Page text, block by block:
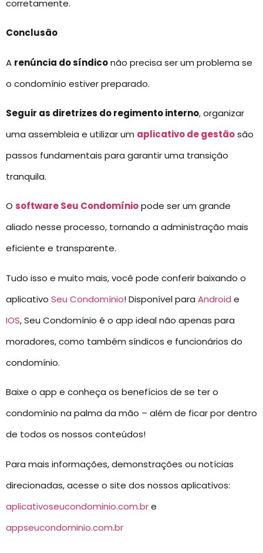
corretamente.
Conclusão
A renúncia do síndiconão precisa ser um problema se
o condomínio estiver preparado.
Seguir as diretrizes do regimento interno, organizar
uma assembleia e utilizar um aplicativo de gestãosão
passos fundamentais para garantir uma transição
tranquila.
O software Seu Condomíniopode ser um grande
aliado nesse processo, tornando a administração mais
eficiente e transparente.
Tudo isso e muito mais, você pode conferir baixando o
aplicativo Seu Condomínio! Disponível para Android e
IOS, Seu Condomínio é o app ideal não apenas para
moradores, como também síndicos e funcionários do
condomínio.
Baixe o app e conheça os benefícios de se ter o
condomínio na palma da mão – além de ficar por dentro
de todos os nossos conteúdos!
Para mais informações, demonstrações ou notícias
direcionadas, acesse o site dos nossos aplicativos:
aplicativoseucondominio.com.bre
appseucondominio.com.br